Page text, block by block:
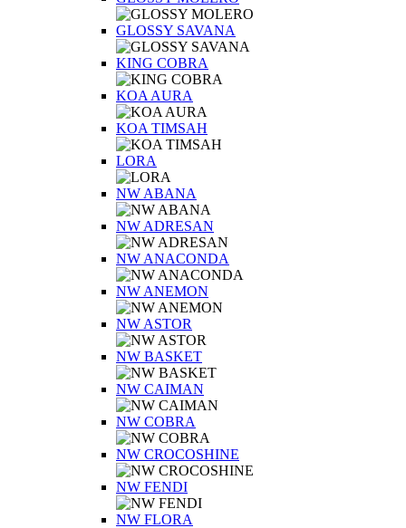
GLOSSY SAVANA
KING COBRA
KOA AURA
KOA TIMSAH
LORA
NW ABANA
NW ADRESAN
NW ANACONDA
NW ANEMON
NW ASTOR
NW BASKET
NW CAIMAN
NW COBRA
NW CROCOSHINE
NW FENDI
NW FLORA